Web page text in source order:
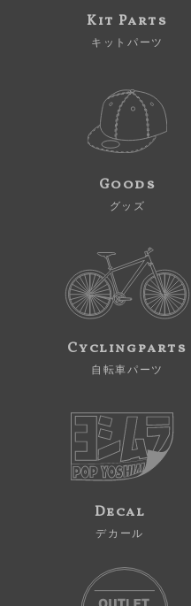
Kit Parts
キットパーツ
Goods
グッズ
Cyclingparts
自転車パーツ
Decal
デカール